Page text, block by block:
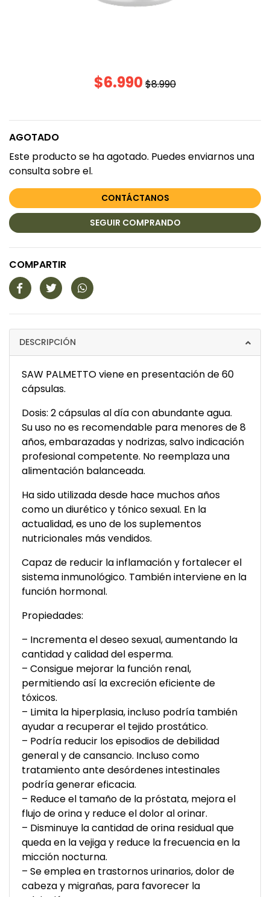
$6.990$8.990
AGOTADO
Este producto se ha agotado. Puedes enviarnos una
consulta sobre el.
CONTÁCTANOS
SEGUIR COMPRANDO
COMPARTIR
DESCRIPCIÓN
SAW PALMETTO viene en presentación de 60
cápsulas.
Dosis: 2 cápsulas al día con abundante agua.
Su uso no es recomendable para menores de 8
años, embarazadas y nodrizas, salvo indicación
profesional competente. No reemplaza una
alimentación balanceada.
Ha sido utilizada desde hace muchos años
como un diurético y tónico sexual. En la
actualidad, es uno de los suplementos
nutricionales más vendidos.
Capaz de reducir la inflamación y fortalecer el
sistema inmunológico. También interviene en la
función hormonal.
Propiedades:
– Incrementa el deseo sexual, aumentando la
cantidad y calidad del esperma.
– Consigue mejorar la función renal,
permitiendo así la excreción eficiente de
tóxicos.
– Limita la hiperplasia, incluso podría también
ayudar a recuperar el tejido prostático.
– Podría reducir los episodios de debilidad
general y de cansancio. Incluso como
tratamiento ante desórdenes intestinales
podría generar eficacia.
– Reduce el tamaño de la próstata, mejora el
flujo de orina y reduce el dolor al orinar.
– Disminuye la cantidad de orina residual que
queda en la vejiga y reduce la frecuencia en la
micción nocturna.
– Se emplea en trastornos urinarios, dolor de
cabeza y migrañas, para favorecer la